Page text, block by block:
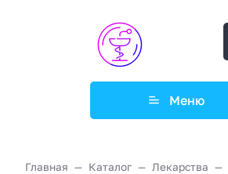
Меню
Главная Каталог Лекарства